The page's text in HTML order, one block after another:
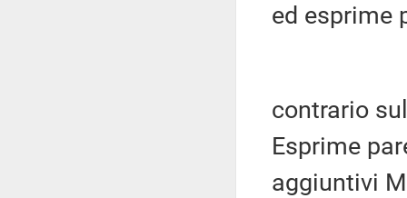
ed esprime
contrario
Esprime
aggiuntivi